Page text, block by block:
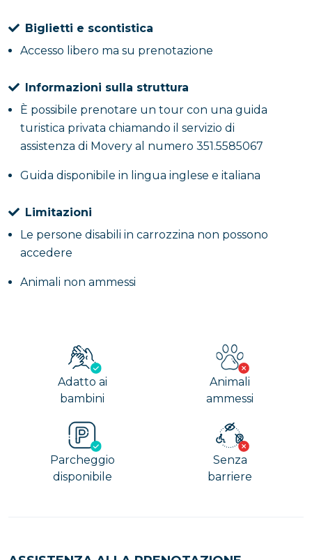
presenta molto umido a causa dell’acqua stagnante.
Curiosità sulla Grotta della Dragonara di
Saraceni e romani hanno utilizzato il bacino d’acqua
della cisterna per approvvigionare le flotte ma non è
da escludere un ipotetico utilizzo privato: vicino alla
marittima di Lucullo e la Piscina Mirabile, cisterna più
funzionalmente le acque del Serino.
Durante il Medioevo, invece, questa cisterna veniva
identificata con il nome di
Biglietti e scontistica
Accesso libero ma su prenotazione
Informazioni sulla struttura
È possibile prenotare un tour con una guida
turistica privata chiamando il servizio di
assistenza di Movery al numero 351.5585067
Guida disponibile in lingua inglese e italiana
Limitazioni
Le persone disabili in carrozzina non possono
accedere
Animali non ammessi
Adatto ai
bambini
Animali
ammessi
Parcheggio
disponibile
Senza
barriere